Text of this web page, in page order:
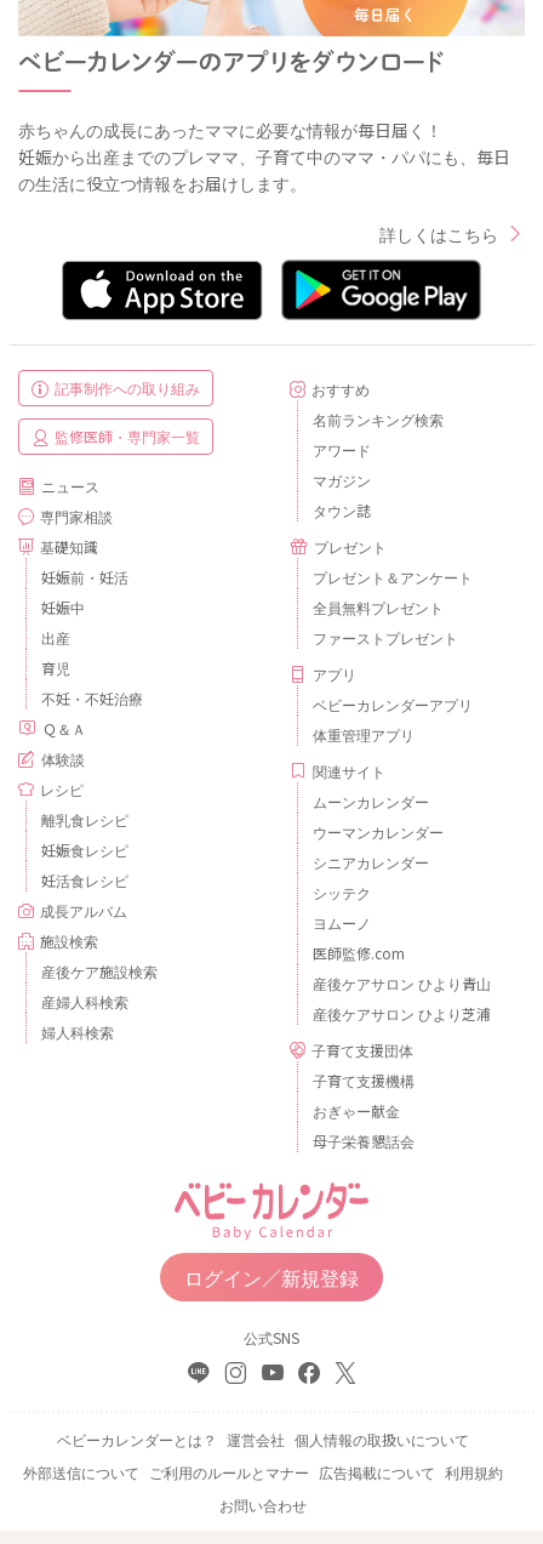
赤ちゃんの成長にあったママに必要な情報が毎日届く！
妊娠から出産までのプレママ、子育て中のママ・パパにも、毎日
の生活に役立つ情報をお届けします。
詳しくはこちら
記事制作への取り組み
監修医師・専門家一覧
ニュース
専門家相談
基礎知識
妊娠前・妊活
妊娠中
出産
育児
不妊・不妊治療
Ｑ＆Ａ
体験談
レシピ
離乳食レシピ
妊娠食レシピ
妊活食レシピ
成長アルバム
施設検索
産後ケア施設検索
産婦人科検索
婦人科検索
おすすめ
名前ランキング検索
アワード
マガジン
タウン誌
プレゼント
プレゼント＆アンケート
全員無料プレゼント
ファーストプレゼント
アプリ
ベビーカレンダーアプリ
体重管理アプリ
関連サイト
ムーンカレンダー
ウーマンカレンダー
シニアカレンダー
シッテク
ヨムーノ
医師監修.com
産後ケアサロン ひより青山
産後ケアサロン ひより芝浦
子育て支援団体
子育て支援機構
おぎゃー献金
母子栄養懇話会
ログイン／新規登録
公式SNS
ベビーカレンダーとは？ 運営会社 個人情報の取扱いについて
外部送信について
ご利用のルールとマナー 広告掲載について 利用規約
お問い合わせ